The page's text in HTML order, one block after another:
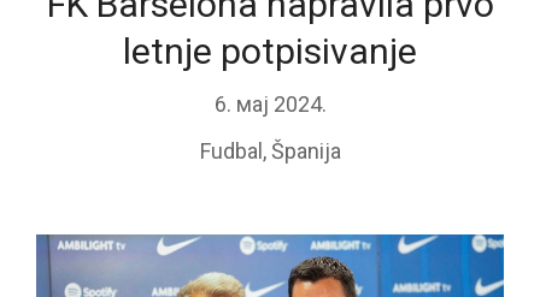
letnje potpisivanje
6. мај 2024.
Fudbal ,Španija